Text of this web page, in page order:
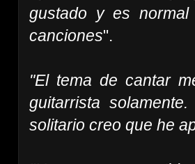
gustado y es
canciones".
"El tema de cantar
guitarrista
solitario creo que he